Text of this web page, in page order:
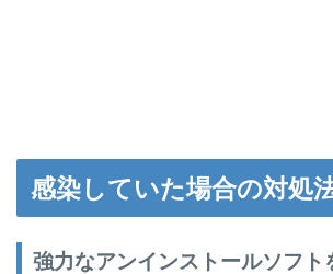
感染していた場合の対処
強力なアンインストールソフト